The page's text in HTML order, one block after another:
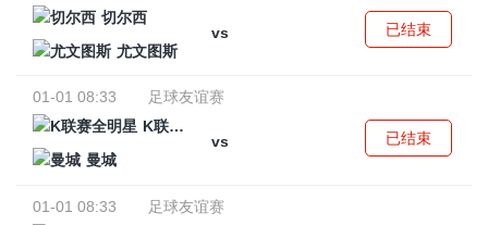
切尔西
vs
尤文图斯
已结束
01-01 08:33
足球友谊赛
K联赛全明星
vs
曼城
已结束
01-01 08:33
足球友谊赛